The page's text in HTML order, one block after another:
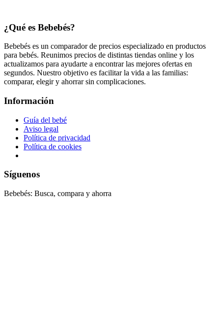
¿Qué es Bebebés?
Bebebés es un comparador de precios especializado en productos
para bebés. Reunimos precios de distintas tiendas online y los
actualizamos para ayudarte a encontrar las mejores ofertas en
segundos. Nuestro objetivo es facilitar la vida a las familias:
comparar, elegir y ahorrar sin complicaciones.
Información
Guía del bebé
Aviso legal
Política de privacidad
Política de cookies
Síguenos
Bebebés: Busca, compara y ahorra